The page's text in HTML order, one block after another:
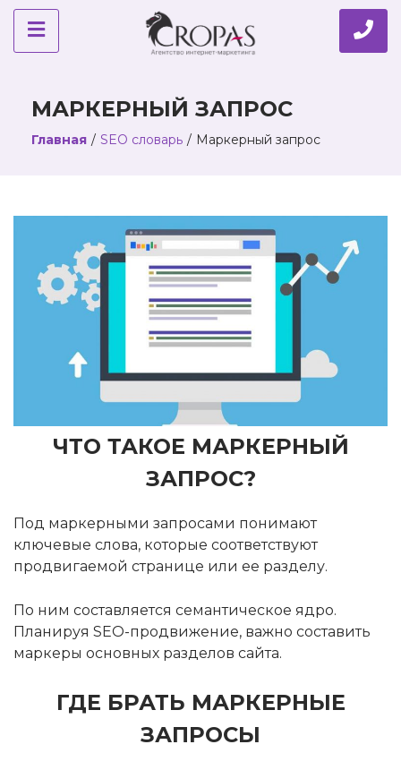
МАРКЕРНЫЙ ЗАПРОС
Главная / SEO словарь / Маркерный запрос
ЧТО ТАКОЕ МАРКЕРНЫЙ
ЗАПРОС?
Под маркерными запросами понимают
ключевые слова, которые соответствуют
продвигаемой странице или ее разделу.
По ним составляется семантическое ядро.
Планируя SEO-продвижение, важно составить
маркеры основных разделов сайта.
ГДЕ БРАТЬ МАРКЕРНЫЕ
ЗАПРОСЫ